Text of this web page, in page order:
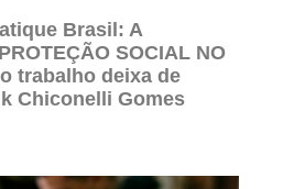
Brasil: A
SOCIAL NO
trabalho deixa de
Chiconelli Gomes